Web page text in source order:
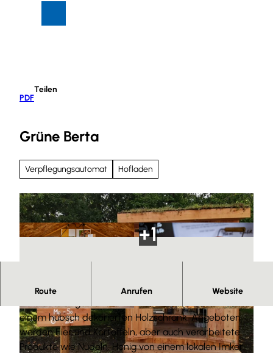
PDF
Teilen
Grüne Berta
Verpflegungsautomat Hofladen
© Anna Meurer |CC-BY-SA © Anna Meurer |CC-BY-SA
Route Anrufen Website
Herzlich Willkommen bei der Grünen Berta
einem hübsch dekorierten Holzschrank. Angeboten
werden Eier und Kartoffeln, aber auch verarbeitete
Produkte wie Nudeln. Honig von einem lokalen Imker